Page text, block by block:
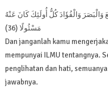
وَالْفُؤَادَ كُلُّ أُولَئِكَ كَانَ عَنْهُ
مَسْئُولًا (36)
Dan janganlah kamu
mempunyai ILMU tentangnya.
penglihatan dan hati,
jawabnya.